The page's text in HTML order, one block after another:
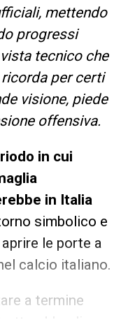
mettendo
progressi
tecnico che
per certi
visione, piede
offensiva.
in cui
in Italia
simbolico e
le porte a
calcio italiano.
a termine